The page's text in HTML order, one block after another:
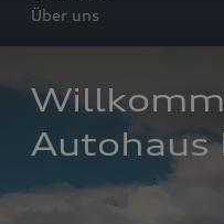
Über uns
Autohaus